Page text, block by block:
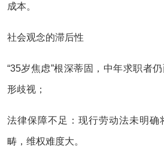
成本。
社会观念的滞后性
“35岁焦虑”根深蒂固，中年求职者
形歧视；
法律保障不足：现行劳动法未明确
畴，维权难度大。